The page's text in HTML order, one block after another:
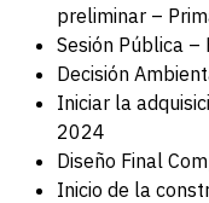
preliminar –
Sesión Pública
Decisión
Iniciar la
2024
Diseño Final
Inicio de la